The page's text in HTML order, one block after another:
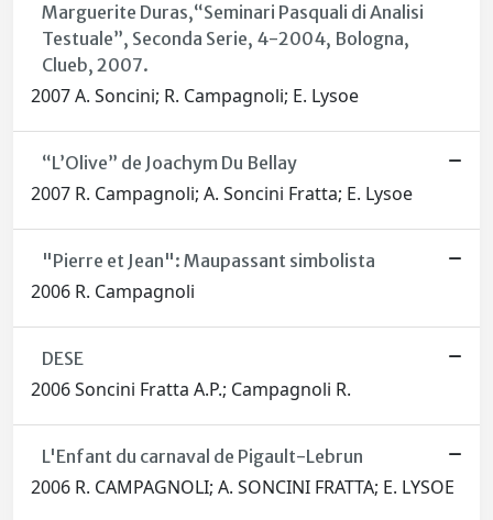
Marguerite Duras,“Seminari Pasquali di Analisi
Testuale”, Seconda Serie, 4-2004, Bologna,
Clueb, 2007.
2007 A. Soncini; R. Campagnoli; E. Lysoe
“L’Olive” de Joachym Du Bellay
2007 R. Campagnoli; A. Soncini Fratta; E. Lysoe
"Pierre et Jean": Maupassant simbolista
2006 R. Campagnoli
DESE
2006 Soncini Fratta A.P.; Campagnoli R.
L'Enfant du carnaval de Pigault-Lebrun
2006 R. CAMPAGNOLI; A. SONCINI FRATTA; E. LYSOE